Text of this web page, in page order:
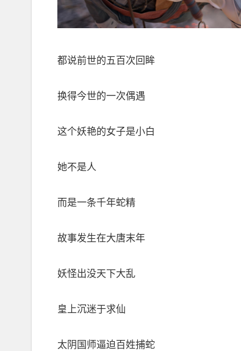
都说前世的五百次回眸
换得今世的一次偶遇
这个妖艳的女子是小白
她不是人
而是一条千年蛇精
故事发生在大唐末年
妖怪出没天下大乱
皇上沉迷于求仙
太阴国师逼迫百姓捕蛇